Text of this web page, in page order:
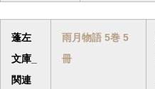
蓬左
文庫_
関連
雨月物語 5巻 5
冊